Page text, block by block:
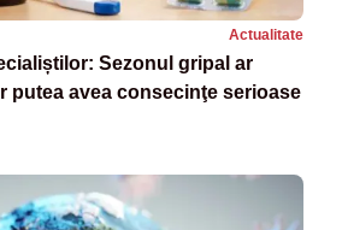
Actualitate
Sezonul gripal ar
putea avea consecinţe serioase